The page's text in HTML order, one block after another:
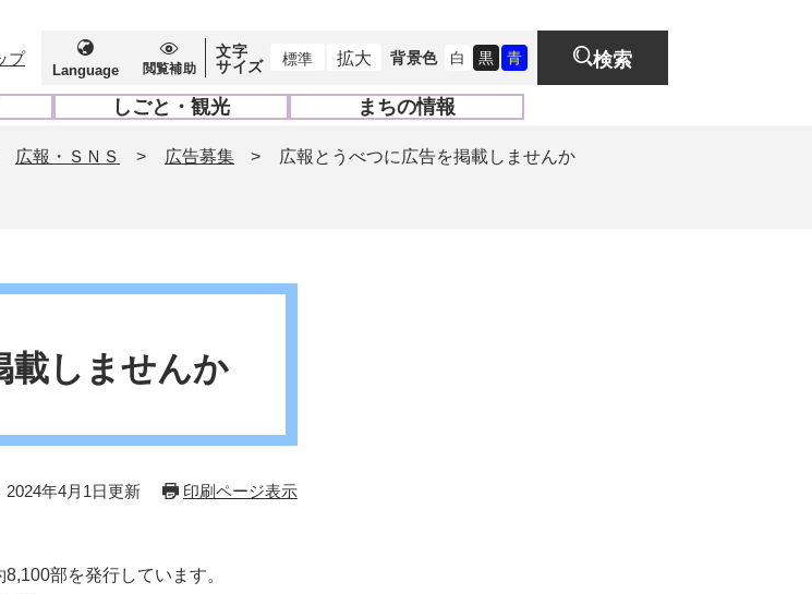
プ
Language 閲覧補助
文字
サイズ
標準 拡大 背景色 白 黒 青 検索
しごと・観光
開
く
まちの情報
開
く
広報・ＳＮＳ > 広告募集 > 広報とうべつに広告を掲載しませんか
載しませんか
2024年4月1日更新 印刷ページ表示
部を発行しています。